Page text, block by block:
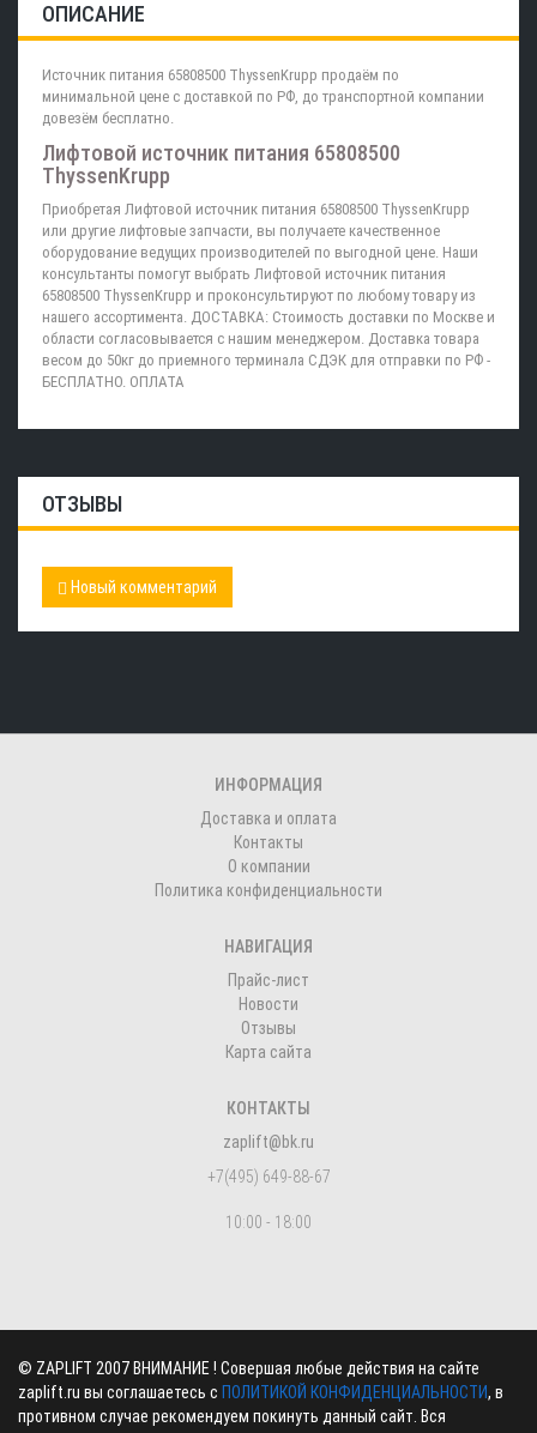
ОПИСАНИЕ
Источник питания 65808500 ThyssenKrupp продаём по
минимальной цене с доставкой по РФ, до транспортной компании
довезём бесплатно.
Лифтовой источник питания 65808500
ThyssenKrupp
Приобретая Лифтовой источник питания 65808500 ThyssenKrupp
или другие лифтовые запчасти, вы получаете качественное
оборудование ведущих производителей по выгодной цене. Наши
консультанты помогут выбрать Лифтовой источник питания
65808500 ThyssenKrupp и проконсультируют по любому товару из
нашего ассортимента. ДОСТАВКА: Стоимость доставки по Москве и
области согласовывается с нашим менеджером. Доставка товара
весом до 50кг до приемного терминала СДЭК для отправки по РФ -
БЕСПЛАТНО. ОПЛАТА
ОТЗЫВЫ
Новый комментарий
ИНФОРМАЦИЯ
Доставка и оплата
Контакты
О компании
Политика конфиденциальности
НАВИГАЦИЯ
Прайс-лист
Новости
Отзывы
Карта сайта
КОНТАКТЫ
zaplift@bk.ru
+7(495) 649-88-67
10:00 - 18:00
© ZAPLIFT 2007 ВНИМАНИЕ ! Совершая любые действия на сайте
zaplift.ru вы соглашаетесь с ПОЛИТИКОЙ КОНФИДЕНЦИАЛЬНОСТИ, в
противном случае рекомендуем покинуть данный сайт. Вся